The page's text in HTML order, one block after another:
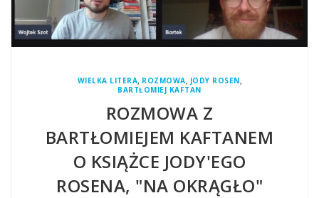
WIELKA LITERA, ROZMOWA, JODY ROSEN,
BARTŁOMIEJ KAFTAN
ROZMOWA Z
BARTŁOMIEJEM KAFTANEM
O KSIĄŻCE JODY'EGO
ROSENA, "NA OKRĄGŁO"